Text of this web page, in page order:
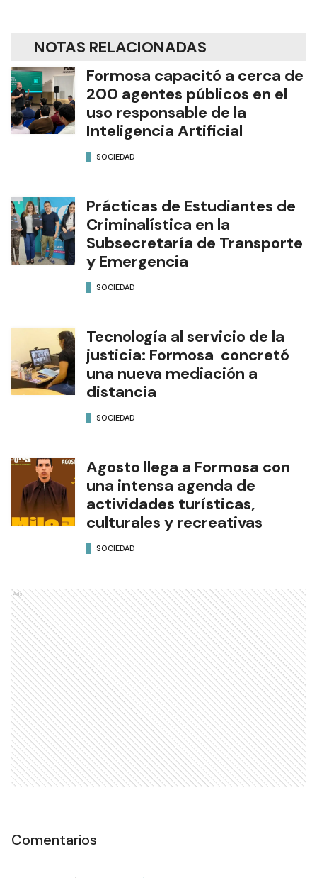
NOTAS RELACIONADAS
Formosa capacitó a cerca de
200 agentes públicos en el
uso responsable de la
Inteligencia Artificial
SOCIEDAD
Prácticas de Estudiantes de
Criminalística en la
Subsecretaría de Transporte
y Emergencia
SOCIEDAD
Tecnología al servicio de la
justicia: Formosa concretó
una nueva mediación a
distancia
SOCIEDAD
Agosto llega a Formosa con
una intensa agenda de
actividades turísticas,
culturales y recreativas
SOCIEDAD
Ads
Comentarios